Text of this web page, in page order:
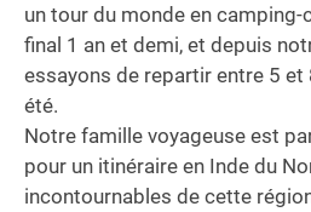
un tour du monde en camping-
final 1 an et demi, et depuis
essayons de repartir entre 5 et
été.
Notre famille voyageuse est
pour un itinéraire en Inde du
incontournables de cette